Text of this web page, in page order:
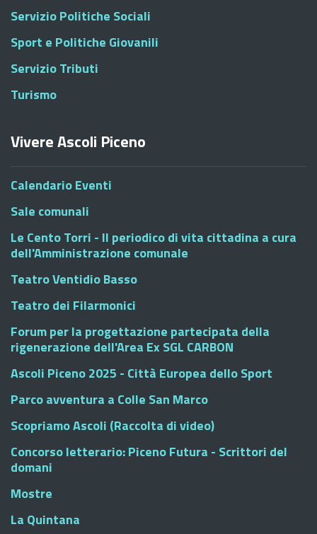
Servizio Politiche Sociali
Sport e Politiche Giovanili
Servizio Tributi
Turismo
Vivere Ascoli Piceno
Calendario Eventi
Sale comunali
Le Cento Torri - Il periodico di vita cittadina a cura
dell'Amministrazione comunale
Teatro Ventidio Basso
Teatro dei Filarmonici
Forum per la progettazione partecipata della
rigenerazione dell'Area Ex SGL CARBON
Ascoli Piceno 2025 - Città Europea dello Sport
Parco avventura a Colle San Marco
Scopriamo Ascoli (Raccolta di video)
Concorso letterario: Piceno Futura - Scrittori del
domani
Mostre
La Quintana